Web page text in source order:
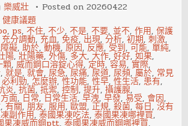
樂威壯 Posted on20260422
健康議題
, ps,不住,不少,不是,不要,並不,作用,保護
充分調動, 充血,免疫, 出現,分析,初期,刺激,
礙,助於,動機,原因, 反應, 受到,可能,單純,
陽,壯陽藥,外傷, 多大,大作,好好,如果,
顆,威而鋼口溶錠心得, 定時,容易,實際,
,就是,就會,尿急,尿痛,尿道,尿頻,屬於, 常見
必利勁, 怎麼辦,性功能,性早,性生活, 患有,
炎,抗菌,抵禦,控制,提升,攝護腺,
方面, 日常, 日常生活,早洩,早發,易受, 會因,
,有關,朋友,服用,歐盟,正規,殺菌,每日,沒有
副作用,泰國果凍吃法,泰國果凍哪裡買,
果凍威而鋼ptt,泰國果凍威而鋼哪裡買,